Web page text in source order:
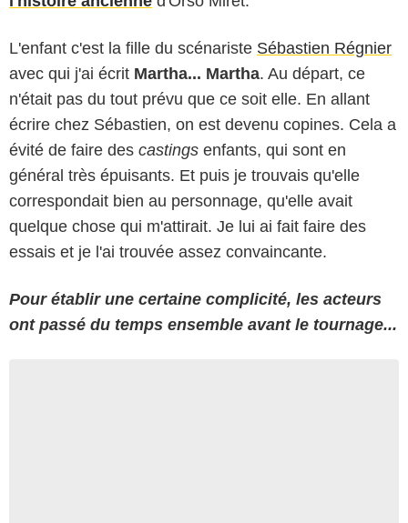
L'enfant c'est la fille du scénariste Sébastien Régnier
avec qui j'ai écrit Martha... Martha. Au départ, ce
n'était pas du tout prévu que ce soit elle. En allant
écrire chez Sébastien, on est devenu copines. Cela a
évité de faire des castings enfants, qui sont en
général très épuisants. Et puis je trouvais qu'elle
correspondait bien au personnage, qu'elle avait
quelque chose qui m'attirait. Je lui ai fait faire des
essais et je l'ai trouvée assez convaincante.
Pour établir une certaine complicité, les acteurs
ont passé du temps ensemble avant le tournage...